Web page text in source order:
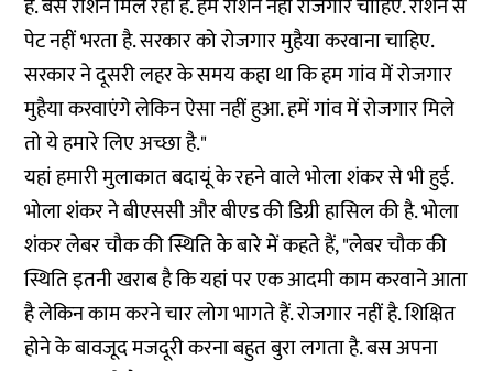
है. बस राशन मिल रहा है. हमें राशन नहीं रोजगार चाहिए. राशन से
पेट नहीं भरता है. सरकार को रोजगार मुहैया करवाना चाहिए.
सरकार ने दूसरी लहर के समय कहा था कि हम गांव में रोजगार
मुहैया करवाएंगे लेकिन ऐसा नहीं हुआ. हमें गांव में रोजगार मिले
तो ये हमारे लिए अच्छा है."
यहां हमारी मुलाकात बदायूं के रहने वाले भोला शंकर से भी हुई.
भोला शंकर ने बीएससी और बीएड की डिग्री हासिल की है. भोला
शंकर लेबर चौक की स्थिति के बारे में कहते हैं, "लेबर चौक की
स्थिति इतनी खराब है कि यहां पर एक आदमी काम करवाने आता
है लेकिन काम करने चार लोग भागते हैं. रोजगार नहीं है. शिक्षित
होने के बावजूद मजदूरी करना बहुत बुरा लगता है. बस अपना